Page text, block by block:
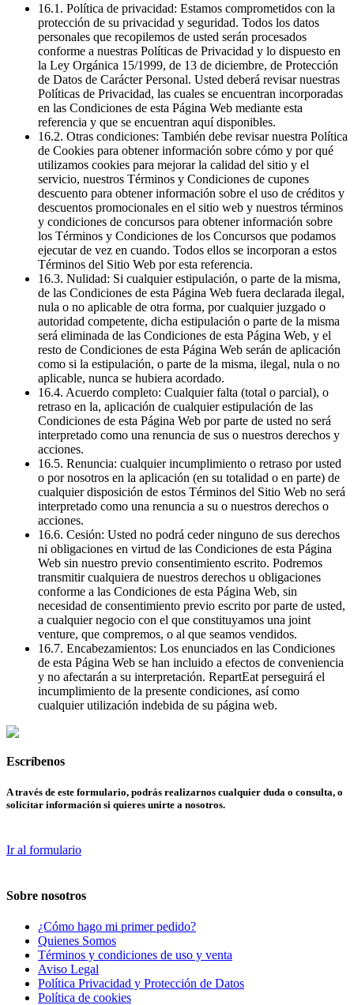
16.1. Política de privacidad: Estamos comprometidos con la
protección de su privacidad y seguridad. Todos los datos
personales que recopilemos de usted serán procesados
conforme a nuestras Políticas de Privacidad y lo dispuesto en
la Ley Orgánica 15/1999, de 13 de diciembre, de Protección
de Datos de Carácter Personal. Usted deberá revisar nuestras
Políticas de Privacidad, las cuales se encuentran incorporadas
en las Condiciones de esta Página Web mediante esta
referencia y que se encuentran aquí disponibles.
16.2. Otras condiciones: También debe revisar nuestra Política
de Cookies para obtener información sobre cómo y por qué
utilizamos cookies para mejorar la calidad del sitio y el
servicio, nuestros Términos y Condiciones de cupones
descuento para obtener información sobre el uso de créditos y
descuentos promocionales en el sitio web y nuestros términos
y condiciones de concursos para obtener información sobre
los Términos y Condiciones de los Concursos que podamos
ejecutar de vez en cuando. Todos ellos se incorporan a estos
Términos del Sitio Web por esta referencia.
16.3. Nulidad: Si cualquier estipulación, o parte de la misma,
de las Condiciones de esta Página Web fuera declarada ilegal,
nula o no aplicable de otra forma, por cualquier juzgado o
autoridad competente, dicha estipulación o parte de la misma
será eliminada de las Condiciones de esta Página Web, y el
resto de Condiciones de esta Página Web serán de aplicación
como si la estipulación, o parte de la misma, ilegal, nula o no
aplicable, nunca se hubiera acordado.
16.4. Acuerdo completo: Cualquier falta (total o parcial), o
retraso en la, aplicación de cualquier estipulación de las
Condiciones de esta Página Web por parte de usted no será
interpretado como una renuncia de sus o nuestros derechos y
acciones.
16.5. Renuncia: cualquier incumplimiento o retraso por usted
o por nosotros en la aplicación (en su totalidad o en parte) de
cualquier disposición de estos Términos del Sitio Web no será
interpretado como una renuncia a su o nuestros derechos o
acciones.
16.6. Cesión: Usted no podrá ceder ninguno de sus derechos
ni obligaciones en virtud de las Condiciones de esta Página
Web sin nuestro previo consentimiento escrito. Podremos
transmitir cualquiera de nuestros derechos u obligaciones
conforme a las Condiciones de esta Página Web, sin
necesidad de consentimiento previo escrito por parte de usted,
a cualquier negocio con el que constituyamos una joint
venture, que compremos, o al que seamos vendidos.
16.7. Encabezamientos: Los enunciados en las Condiciones
de esta Página Web se han incluido a efectos de conveniencia
y no afectarán a su interpretación. RepartEat perseguirá el
incumplimiento de la presente condiciones, así como
cualquier utilización indebida de su página web.
Escríbenos
A través de este formulario, podrás realizarnos cualquier duda o consulta, o
solicitar información si quieres unirte a nosotros.
Ir al formulario
Sobre nosotros
¿Cómo hago mi primer pedido?
Quienes Somos
Términos y condiciones de uso y venta
Aviso Legal
Política Privacidad y Protección de Datos
Política de cookies